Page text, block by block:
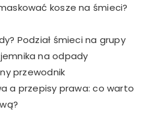
kosze na śmieci?
Podział śmieci na grupy
na odpady
przewodnik
a przepisy prawa: co warto